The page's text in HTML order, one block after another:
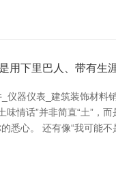
用下里巴人、带有生
器仪表_建筑装饰材
情话”并非简直“土”
悉心。 还有像“我可能